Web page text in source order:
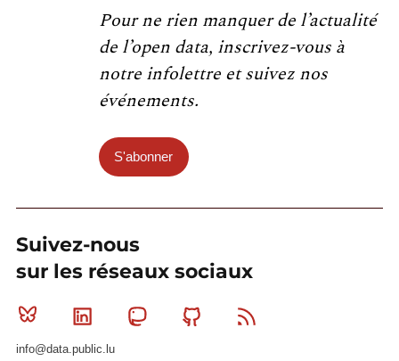
Pour ne rien manquer de l’actualité
de l’open data, inscrivez-vous à
notre infolettre et suivez nos
événements.
S'abonner
Suivez-nous
sur les réseaux sociaux
Bluesky Linkedin MastodonGithub
info@data.public.lu